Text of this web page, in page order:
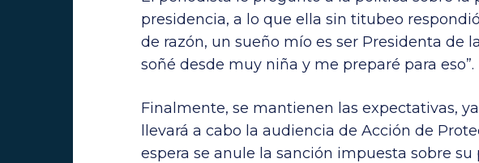
presidencia, a lo que ella sin titubeo
de razón, un sueño mío es ser Presidenta de
soñé desde muy niña y me preparé para eso”.
Finalmente, se mantienen las expectativas,
llevará a cabo la audiencia de Acción de
espera se anule la sanción impuesta sobre